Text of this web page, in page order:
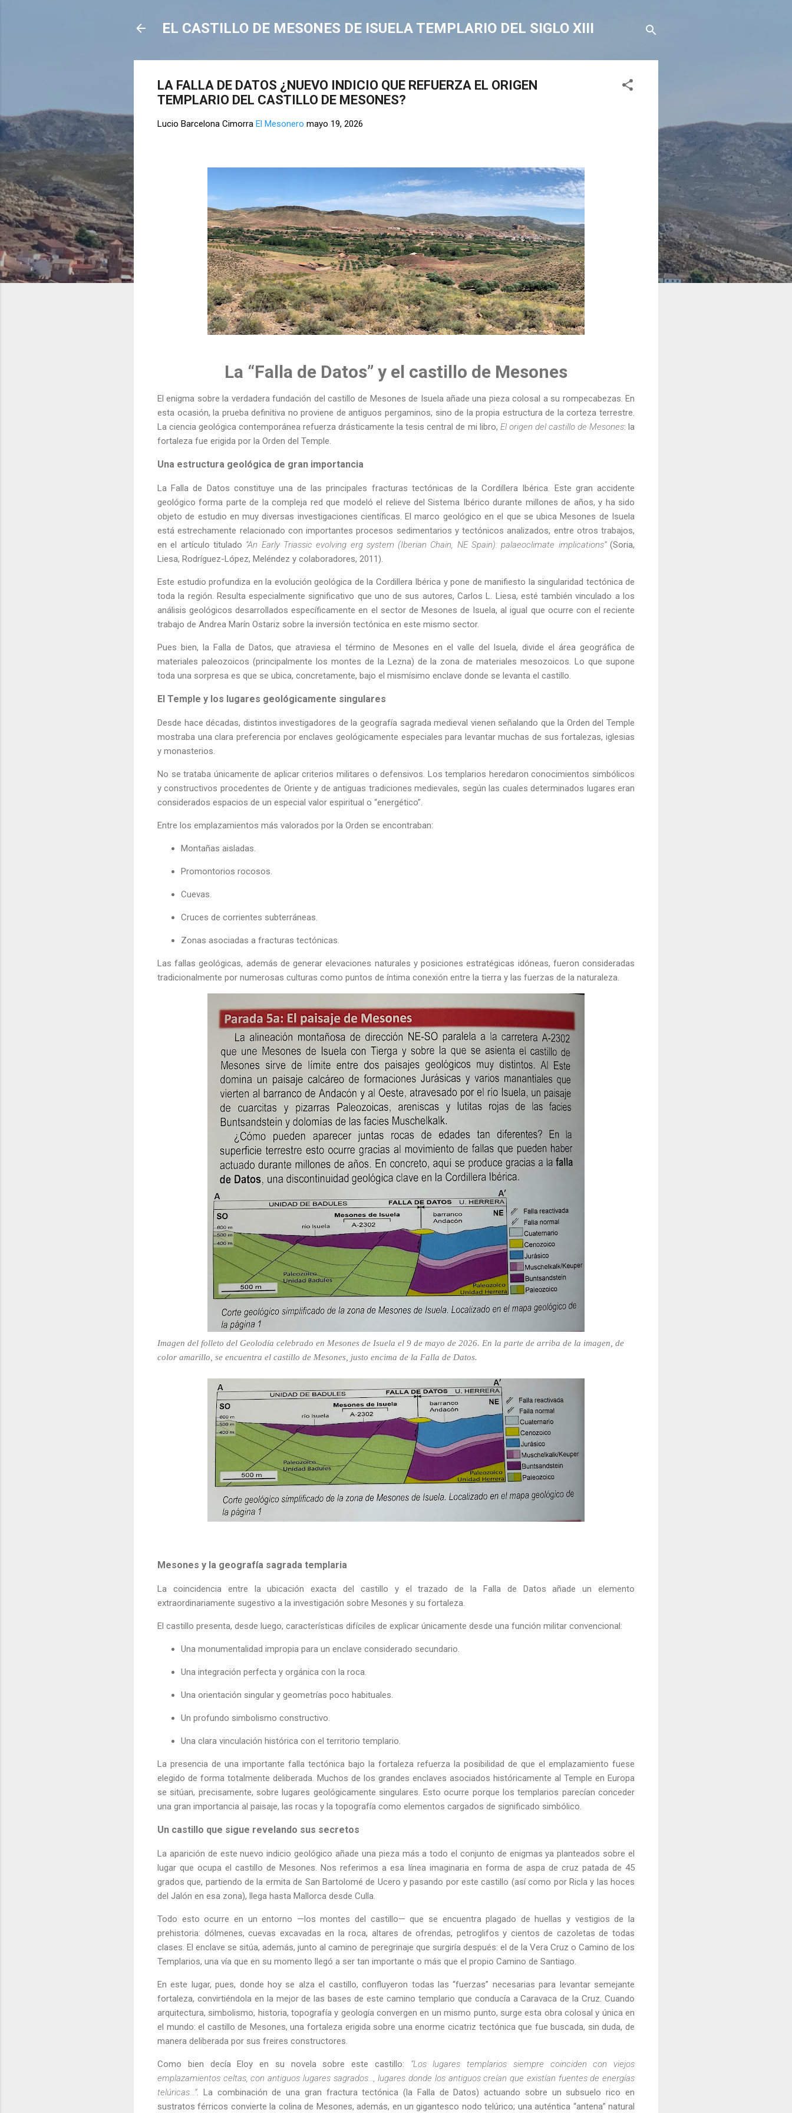
EL CASTILLO DE MESONES DE ISUELA TEMPLARIO DEL SIGLO XIII
LA FALLA DE DATOS ¿NUEVO INDICIO QUE REFUERZA EL ORIGEN
TEMPLARIO DEL CASTILLO DE MESONES?
Lucio Barcelona Cimorra El Mesonero mayo 19, 2026
La “Falla de Datos” y el castillo de Mesones
El enigma sobre la verdadera fundación del castillo de Mesones de Isuela añade una pieza colosal a su rompecabezas. En
esta ocasión, la prueba definitiva no proviene de antiguos pergaminos, sino de la propia estructura de la corteza terrestre.
La ciencia geológica contemporánea refuerza drásticamente la tesis central de mi libro, El origen del castillo de Mesones: la
fortaleza fue erigida por la Orden del Temple.
Una estructura geológica de gran importancia
La Falla de Datos constituye una de las principales fracturas tectónicas de la Cordillera Ibérica. Este gran accidente
geológico forma parte de la compleja red que modeló el relieve del Sistema Ibérico durante millones de años, y ha sido
objeto de estudio en muy diversas investigaciones científicas. El marco geológico en el que se ubica Mesones de Isuela
está estrechamente relacionado con importantes procesos sedimentarios y tectónicos analizados, entre otros trabajos,
en el artículo titulado “An Early Triassic evolving erg system (Iberian Chain, NE Spain): palaeoclimate implications”(Soria,
Liesa, Rodríguez-López, Meléndez y colaboradores, 2011).
Este estudio profundiza en la evolución geológica de la Cordillera Ibérica y pone de manifiesto la singularidad tectónica de
toda la región. Resulta especialmente significativo que uno de sus autores, Carlos L. Liesa, esté también vinculado a los
análisis geológicos desarrollados específicamente en el sector de Mesones de Isuela, al igual que ocurre con el reciente
trabajo de Andrea Marín Ostariz sobre la inversión tectónica en este mismo sector.
Pues bien, la Falla de Datos, que atraviesa el término de Mesones en el valle del Isuela, divide el área geográfica de
materiales paleozoicos (principalmente los montes de la Lezna) de la zona de materiales mesozoicos. Lo que supone
toda una sorpresa es que se ubica, concretamente, bajo el mismísimo enclave donde se levanta el castillo.
El Temple y los lugares geológicamente singulares
Desde hace décadas, distintos investigadores de la geografía sagrada medieval vienen señalando que la Orden del Temple
mostraba una clara preferencia por enclaves geológicamente especiales para levantar muchas de sus fortalezas, iglesias
y monasterios.
No se trataba únicamente de aplicar criterios militares o defensivos. Los templarios heredaron conocimientos simbólicos
y constructivos procedentes de Oriente y de antiguas tradiciones medievales, según las cuales determinados lugares eran
considerados espacios de un especial valor espiritual o “energético”.
Entre los emplazamientos más valorados por la Orden se encontraban:
Montañas aisladas.
Promontorios rocosos.
Cuevas.
Cruces de corrientes subterráneas.
Zonas asociadas a fracturas tectónicas.
Las fallas geológicas, además de generar elevaciones naturales y posiciones estratégicas idóneas, fueron consideradas
tradicionalmente por numerosas culturas como puntos de íntima conexión entre la tierra y las fuerzas de la naturaleza.
Imagen del folleto del Geolodía celebrado en Mesones de Isuela el 9 de mayo de 2026. En la parte de arriba de la imagen, de
color amarillo, se encuentra el castillo de Mesones, justo encima de la Falla de Datos.
Mesones y la geografía sagrada templaria
La coincidencia entre la ubicación exacta del castillo y el trazado de la Falla de Datos añade un elemento
extraordinariamente sugestivo a la investigación sobre Mesones y su fortaleza.
El castillo presenta, desde luego, características difíciles de explicar únicamente desde una función militar convencional:
Una monumentalidad impropia para un enclave considerado secundario.
Una integración perfecta y orgánica con la roca.
Una orientación singular y geometrías poco habituales.
Un profundo simbolismo constructivo.
Una clara vinculación histórica con el territorio templario.
La presencia de una importante falla tectónica bajo la fortaleza refuerza la posibilidad de que el emplazamiento fuese
elegido de forma totalmente deliberada. Muchos de los grandes enclaves asociados históricamente al Temple en Europa
se sitúan, precisamente, sobre lugares geológicamente singulares. Esto ocurre porque los templarios parecían conceder
una gran importancia al paisaje, las rocas y la topografía como elementos cargados de significado simbólico.
Un castillo que sigue revelando sus secretos
La aparición de este nuevo indicio geológico añade una pieza más a todo el conjunto de enigmas ya planteados sobre el
lugar que ocupa el castillo de Mesones. Nos referimos a esa línea imaginaria en forma de aspa de cruz patada de 45
grados que, partiendo de la ermita de San Bartolomé de Ucero y pasando por este castillo (así como por Ricla y las hoces
del Jalón en esa zona), llega hasta Mallorca desde Culla.
Todo esto ocurre en un entorno —los montes del castillo— que se encuentra plagado de huellas y vestigios de la
prehistoria: dólmenes, cuevas excavadas en la roca, altares de ofrendas, petroglifos y cientos de cazoletas de todas
clases. El enclave se sitúa, además, junto al camino de peregrinaje que surgiría después: el de la Vera Cruz o Camino de los
Templarios, una vía que en su momento llegó a ser tan importante o más que el propio Camino de Santiago.
En este lugar, pues, donde hoy se alza el castillo, confluyeron todas las “fuerzas” necesarias para levantar semejante
fortaleza, convirtiéndola en la mejor de las bases de este camino templario que conducía a Caravaca de la Cruz. Cuando
arquitectura, simbolismo, historia, topografía y geología convergen en un mismo punto, surge esta obra colosal y única en
el mundo: el castillo de Mesones, una fortaleza erigida sobre una enorme cicatriz tectónica que fue buscada, sin duda, de
manera deliberada por sus freires constructores.
Como bien decía Eloy en su novela sobre este castillo: “Los lugares templarios siempre coinciden con viejos
emplazamientos celtas, con antiguos lugares sagrados…, lugares donde los antiguos creían que existían fuentes de energías
telúricas…”. La combinación de una gran fractura tectónica (la Falla de Datos) actuando sobre un subsuelo rico en
sustratos férricos convierte la colina de Mesones, además, en un gigantesco nodo telúrico; una auténtica “antena” natural